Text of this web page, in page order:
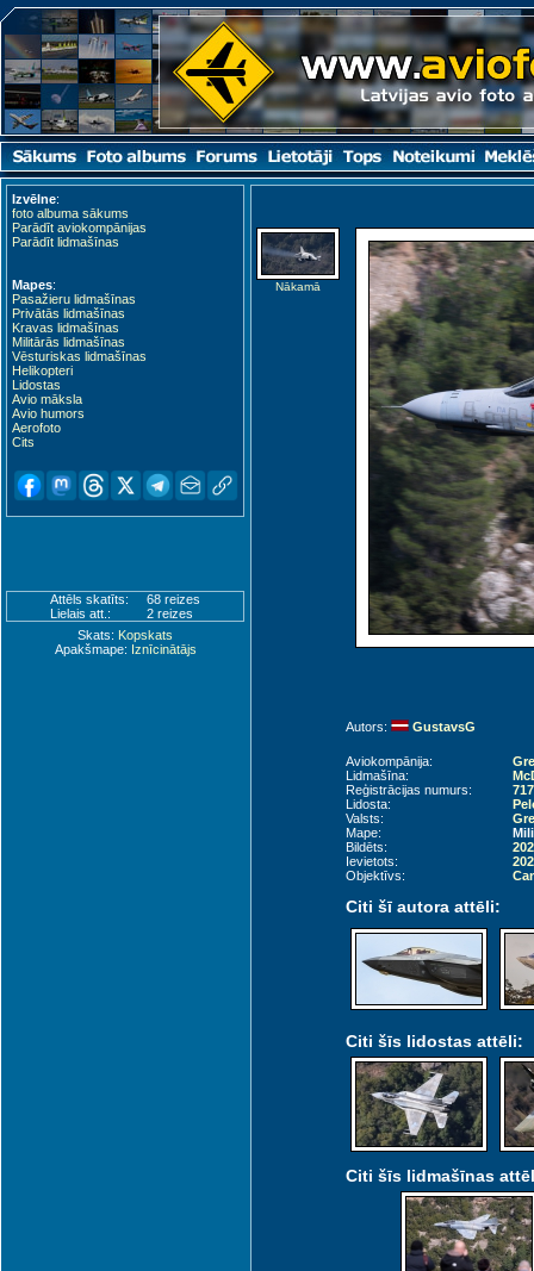
Izvēlne:
foto albuma sākums
Parādīt aviokompānijas
Parādīt lidmašīnas
Mapes:
Pasažieru lidmašīnas
Privātās lidmašīnas
Kravas lidmašīnas
Militārās lidmašīnas
Vēsturiskas lidmašīnas
Helikopteri
Lidostas
Avio māksla
Avio humors
Aerofoto
Cits
Attēls skatīts:
68 reizes
Lielais att.:
2 reizes
Skats: Kopskats
Apakšmape: Iznīcinātājs
Nākamā
Autors: GustavsG
Aviokompānija:
Lidmašīna:
Reģistrācijas numurs:
Lidosta:
Valsts:
Mape:
Bildēts:
Ievietots:
Objektīvs:
Citi šī autora attēli:
Citi šīs lidostas attēli:
Citi šīs lidmašīnas